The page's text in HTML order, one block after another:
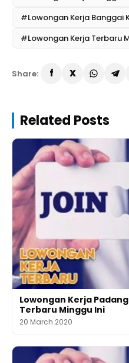
#Lowongan Kerja Banggai
#Lowongan Kerja Terbaru
Share:
Related Posts
Lowongan Kerja
Terbaru Minggu Ini
20 March 2020